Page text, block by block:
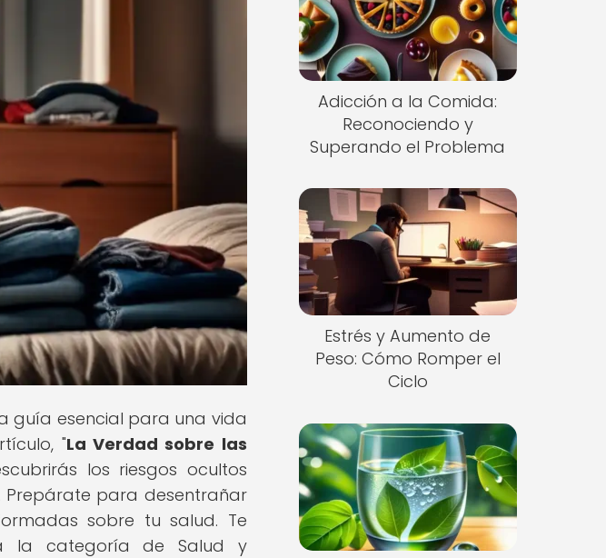
guía esencial para una vida
"La Verdad sobre las
los riesgos ocultos
para desentrañar
sobre tu salud. Te
la categoría de Salud y
Adicción a la Comida:
Reconociendo y
Superando el Problema
Estrés y Aumento de
Peso: Cómo Romper el
Ciclo